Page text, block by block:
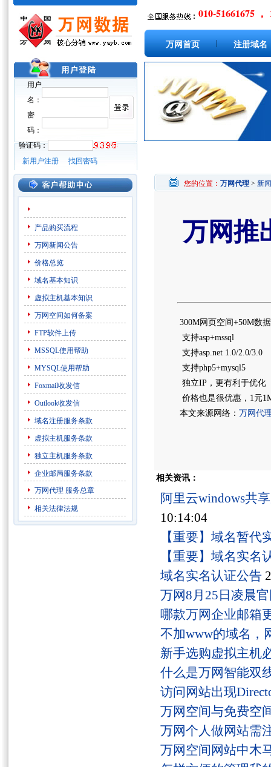
用户
名：
密
码：
验证码：
新用户注册
找回密码
010-51661675 ，
万网首页 注册域名
产品购买流程
万网新闻公告
价格总览
域名基本知识
虚拟主机基本知识
万网空间如何备案
FTP软件上传
MSSQL使用帮助
MYSQL使用帮助
Foxmail收发信
Outlook收发信
域名注册服务条款
虚拟主机服务条款
独立主机服务条款
企业邮局服务条款
万网代理 服务总章
相关法律法规
您的位置： 万网代理 > 新
万网推
300M网页空间+50M数
支持asp+mssql
支持asp.net 1.0/2.0/3.0
支持php5+mysql5
独立IP，更有利于优化
价格也是很优惠，1元
本文来源网络： 万网代
相关资讯：
阿里云windows共
10:14:04
【重要】域名暂代
【重要】域名实名
域名实名认证公告
万网8月25日凌晨
哪款万网企业邮箱
不加www的域名，
新手选购虚拟主机
什么是万网智能双
访问网站出现
万网空间与免费空
万网个人做网站需
万网空间网站中木